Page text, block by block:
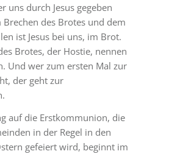
uns durch Jesus gegeben
des Brotes und dem
ist Jesus bei uns, im Brot.
Brotes, der Hostie, nennen
Und wer zum ersten Mal zur
der geht zur
auf die Erstkommunion, die
in der Regel in den
gefeiert wird, beginnt im